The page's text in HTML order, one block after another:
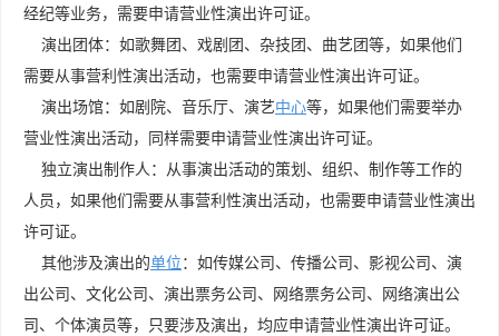
经纪等业务，需要申请营业性演出许可证。
演出团体：如歌舞团、戏剧团、杂技团、曲艺团等，如果他们
需要从事营利性演出活动，也需要申请营业性演出许可证。
演出场馆：如剧院、音乐厅、演艺中心等，如果他们需要举办
营业性演出活动，同样需要申请营业性演出许可证。
独立演出制作人：从事演出活动的策划、组织、制作等工作的
人员，如果他们需要从事营利性演出活动，也需要申请营业性演出
许可证。
其他涉及演出的单位：如传媒公司、传播公司、影视公司、演
出公司、文化公司、演出票务公司、网络票务公司、网络演出公
司、个体演员等，只要涉及演出，均应申请营业性演出许可证。